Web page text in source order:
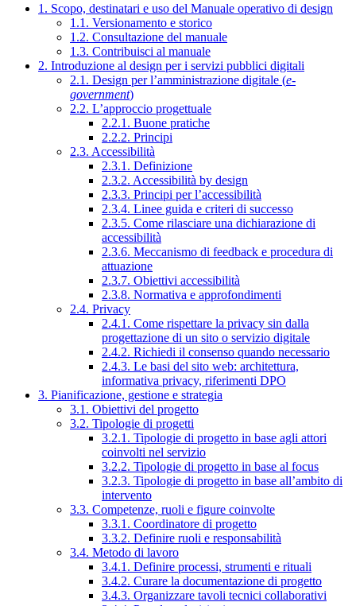
1. Scopo, destinatari e uso del Manuale operativo di design
1.1. Versionamento e storico
1.2. Consultazione del manuale
1.3. Contribuisci al manuale
2. Introduzione al design per i servizi pubblici digitali
2.1. Design per l’amministrazione digitale (e-
government)
2.2. L’approccio progettuale
2.2.1. Buone pratiche
2.2.2. Principi
2.3. Accessibilità
2.3.1. Definizione
2.3.2. Accessibilità by design
2.3.3. Principi per l’accessibilità
2.3.4. Linee guida e criteri di successo
2.3.5. Come rilasciare una dichiarazione di
accessibilità
2.3.6. Meccanismo di feedback e procedura di
attuazione
2.3.7. Obiettivi accessibilità
2.3.8. Normativa e approfondimenti
2.4. Privacy
2.4.1. Come rispettare la privacy sin dalla
progettazione di un sito o servizio digitale
2.4.2. Richiedi il consenso quando necessario
2.4.3. Le basi del sito web: architettura,
informativa privacy, riferimenti DPO
3. Pianificazione, gestione e strategia
3.1. Obiettivi del progetto
3.2. Tipologie di progetti
3.2.1. Tipologie di progetto in base agli attori
coinvolti nel servizio
3.2.2. Tipologie di progetto in base al focus
3.2.3. Tipologie di progetto in base all’ambito di
intervento
3.3. Competenze, ruoli e figure coinvolte
3.3.1. Coordinatore di progetto
3.3.2. Definire ruoli e responsabilità
3.4. Metodo di lavoro
3.4.1. Definire processi, strumenti e rituali
3.4.2. Curare la documentazione di progetto
3.4.3. Organizzare tavoli tecnici collaborativi